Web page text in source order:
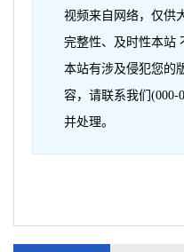
视频来自网络，仅供
完整性、及时性本站
本站有涉及侵犯您的
容，请联系我们(000-
并处理。